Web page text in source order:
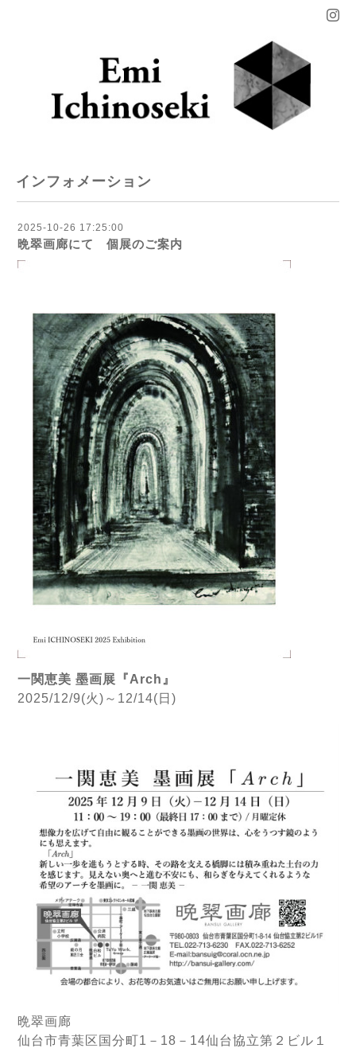
インフォメーション
2025-10-26 17:25:00
晩翠画廊にて 個展のご案内
一関恵美 墨画展『Arch』
2025/12/9(火)～12/14(日)
晩翠画廊
仙台市青葉区国分町1－18－14仙台協立第２ビル１